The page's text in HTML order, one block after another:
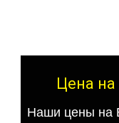
Цена
Наши цены на